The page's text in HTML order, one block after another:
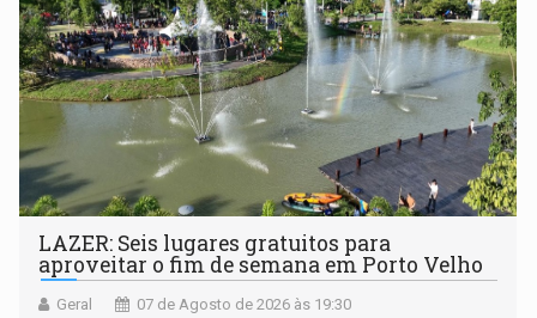
LAZER: Seis lugares gratuitos para
aproveitar o fim de semana em Porto Velho
Geral 07 de Agosto de 2026 às 19:30